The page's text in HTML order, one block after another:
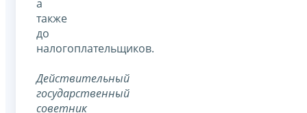
а
также
до
налогоплательщиков.
Действительный
государственный
советник